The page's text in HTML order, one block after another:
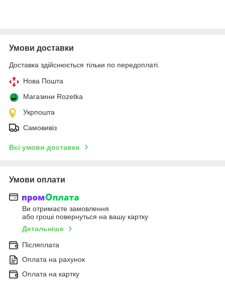
Умови доставки
Доставка здійснюється тільки по передоплаті.
Нова Пошта
Магазини Rozetka
Укрпошта
Самовивіз
Всі умови доставки
Умови оплати
Ви отримаєте замовлення
або гроші повернуться на вашу картку
Детальніше
Післяплата
Оплата на рахунок
Оплата на картку